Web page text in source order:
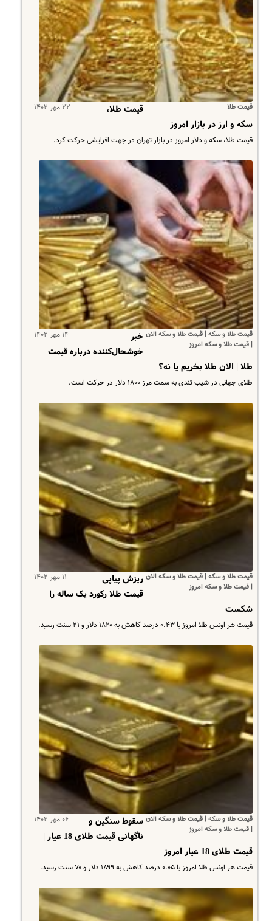
قیمت طلا ۲۲ مهر ۱۴۰۲
قیمت طلا،
سکه و ارز در بازار امروز
قیمت طلا، سکه و دلار امروز در بازار تهران در جهت افزایشی حرکت کرد.
قیمت طلا و سکه | قیمت طلا و سکه الان
| قیمت طلا و سکه امروز
۱۴ مهر ۱۴۰۲
خبر
خوشحال‌کننده درباره قیمت
طلا | الان طلا بخریم یا نه؟
طلای جهانی در شیب تندی به سمت مرز ۱۸۰۰ دلار در حرکت است.
قیمت طلا و سکه | قیمت طلا و سکه الان
| قیمت طلا و سکه امروز
۱۱ مهر ۱۴۰۲
ریزش پیاپی
قیمت طلا رکورد یک ساله را
شکست
قیمت هر اونس طلا امروز با ۰.۴۳ درصد کاهش به ۱۸۲۰ دلار و ۲۱ سنت رسید.
قیمت طلا و سکه | قیمت طلا و سکه الان
| قیمت طلا و سکه امروز
۰۶ مهر ۱۴۰۲
سقوط سنگین و
ناگهانی قیمت طلای 18 عیار |
قیمت طلای 18 عیار امروز
قیمت هر اونس طلا امروز با ۰.۰۵ درصد کاهش به ۱۸۹۹ دلار و ۷۰ سنت رسید.